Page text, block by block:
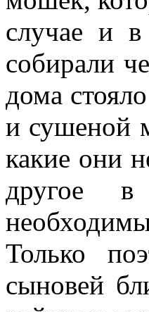
случае и
собирали
дома
и сушеной
какие они
другое в
Только
сыновей